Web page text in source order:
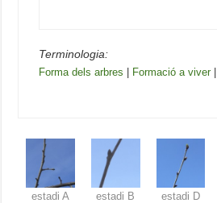
Terminologia:
Forma dels arbres Formació a viver
estadi A estadi B estadi D